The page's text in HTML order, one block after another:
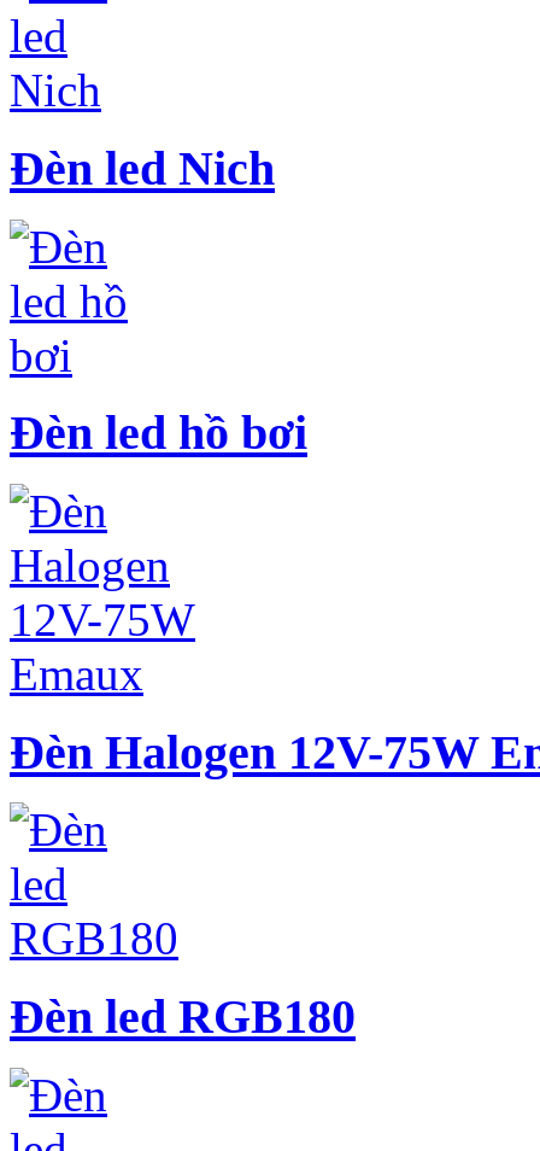
Đèn led Nich
Đèn led hồ bơi
Đèn Halogen 12V-75W
Đèn led RGB180